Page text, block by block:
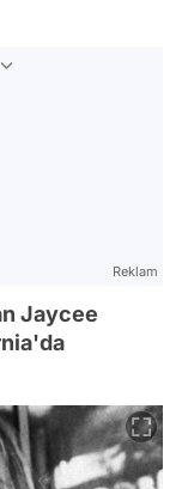
Reklam
Jaycee